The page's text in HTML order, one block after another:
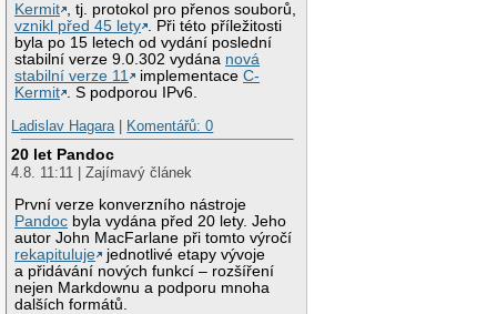
Kermit , tj. protokol pro přenos souborů,
vznikl před 45 lety . Při této příležitosti
byla po 15 letech od vydání poslední
stabilní verze 9.0.302 vydána nová
stabilní verze 11
implementaceC-
Kermit . S podporou IPv6.
Ladislav Hagara | Komentářů: 0
20 let Pandoc
4.8. 11:11 | Zajímavý článek
První verze konverzního nástroje
Pandoc byla vydána před 20 lety. Jeho
autor John MacFarlane při tomto výročí
rekapituluje
jednotlivé etapy vývoje
a přidávání nových funkcí – rozšíření
nejen Markdownu a podporu mnoha
dalších formátů.